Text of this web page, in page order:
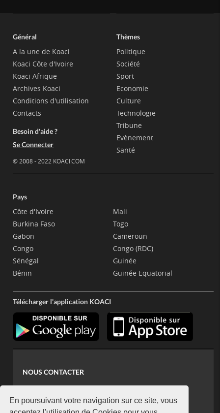
En poursuivant votre navigation sur ce site, vous
Général
A la une de Koaci
Koaci Côte d'Ivoire
Koaci Afrique
Archives Koaci
Conditions d'utilisation
Contacts
Besoin d'aide ?
Se Connecter
© 2008 - 2022 KOACI.COM
Thèmes
Politique
Société
Sport
Economie
Culture
Technologie
Tribune
Evènement
Santé
Pays
Côte d'Ivoire
Burkina Faso
Gabon
Congo
Sénégal
Bénin
Mali
Togo
Cameroun
Congo (RDC)
Guinée
Guinée Equatorial
Télécharger l'application KOACI
NOUS CONTACTER
koaci@yahoo.fr